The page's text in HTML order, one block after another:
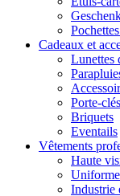
Cadeaux et
Lunettes
Porte-clés
Briquets
Eventails
Vêtements
Haute
Industrie